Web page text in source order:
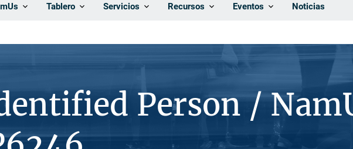
Tablero Servicios Recursos Eventos Noticias
Person /